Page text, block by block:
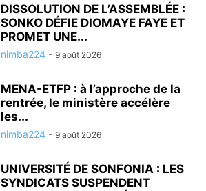
DISSOLUTION DE L’ASSEMBLÉE :
SONKO DÉFIE DIOMAYE FAYE ET
PROMET UNE...
nimba224 - 9 août 2026
MENA-ETFP : à l’approche de la
rentrée, le ministère accélère
les...
nimba224 - 9 août 2026
UNIVERSITÉ DE SONFONIA : LES
SYNDICATS SUSPENDENT